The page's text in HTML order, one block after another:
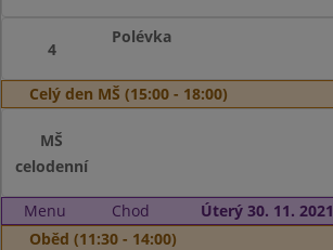
4
Polévka
Celý den MŠ (15:00 - 18:00)
MŠ
celodenní
Menu Chod
Úterý 30. 11. 2021
Oběd (11:30 - 14:00)